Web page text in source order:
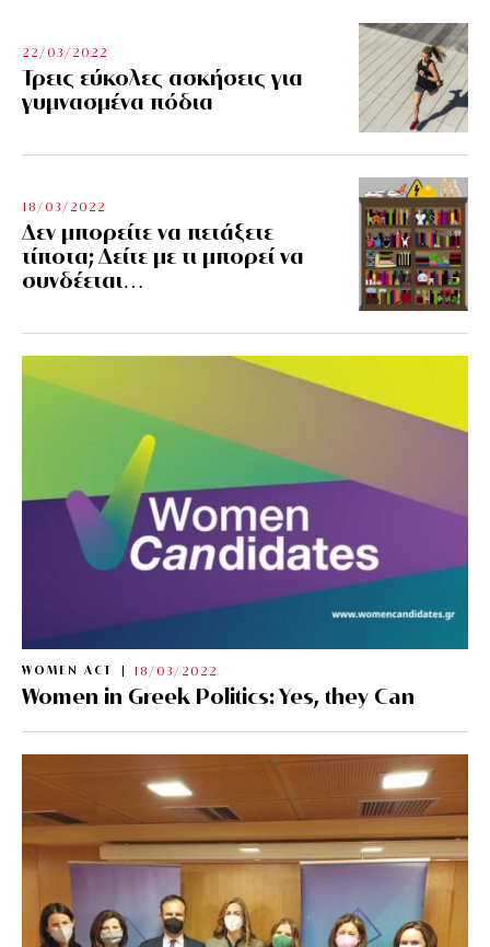
22/03/2022
Τρεις εύκολες ασκήσεις για
γυμνασμένα πόδια
18/03/2022
Δεν μπορείτε να πετάξετε
τίποτα; Δείτε με τι μπορεί να
συνδέεται…
WOMEN ACT 18/03/2022
Women in Greek Politics: Yes, they Can